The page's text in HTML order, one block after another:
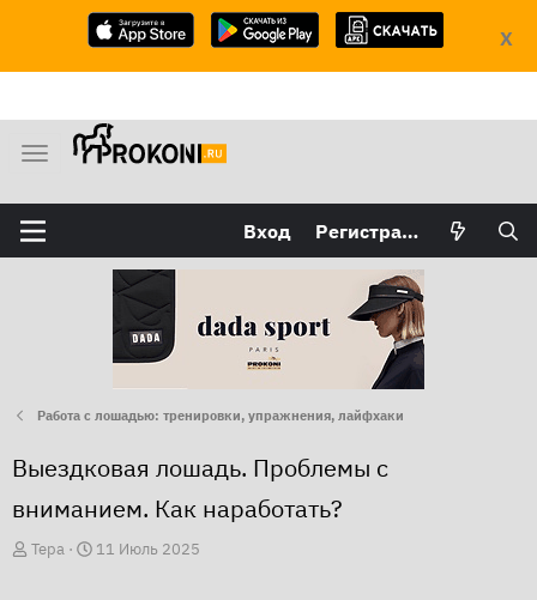
X
М
н
ю
Вход Регистрация
Работа с лошадью: тренировки, упражнения, лайфхаки
Выездковая лошадь. Проблемы с
вниманием. Как наработать?
А
Тера
Д11 Июль 2025